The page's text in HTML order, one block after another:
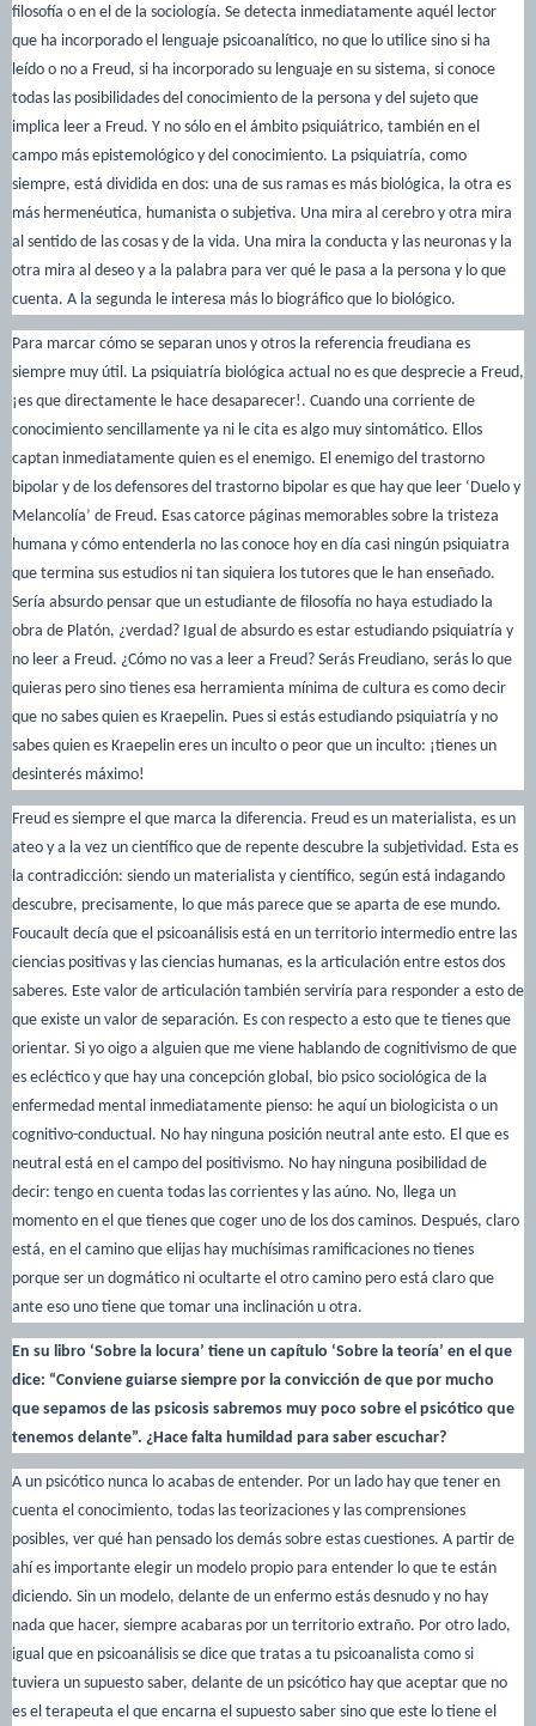
filosofía o en el de la sociología. Se detecta inmediatamente aquél lector
que ha incorporado el lenguaje psicoanalítico, no que lo utilice sino si ha
leído o no a Freud, si ha incorporado su lenguaje en su sistema, si conoce
todas las posibilidades del conocimiento de la persona y del sujeto que
implica leer a Freud. Y no sólo en el ámbito psiquiátrico, también en el
campo más epistemológico y del conocimiento. La psiquiatría, como
siempre, está dividida en dos: una de sus ramas es más biológica, la otra es
más hermenéutica, humanista o subjetiva. Una mira al cerebro y otra mira
al sentido de las cosas y de la vida. Una mira la conducta y las neuronas y la
otra mira al deseo y a la palabra para ver qué le pasa a la persona y lo que
cuenta. A la segunda le interesa más lo biográfico que lo biológico.
Para marcar cómo se separan unos y otros la referencia freudiana es
siempre muy útil. La psiquiatría biológica actual no es que desprecie a Freud,
¡es que directamente le hace desaparecer!. Cuando una corriente de
conocimiento sencillamente ya ni le cita es algo muy sintomático. Ellos
captan inmediatamente quien es el enemigo. El enemigo del trastorno
bipolar y de los defensores del trastorno bipolar es que hay que leer ‘Duelo y
Melancolía’ de Freud. Esas catorce páginas memorables sobre la tristeza
humana y cómo entenderla no las conoce hoy en día casi ningún psiquiatra
que termina sus estudios ni tan siquiera los tutores que le han enseñado.
Sería absurdo pensar que un estudiante de filosofía no haya estudiado la
obra de Platón, ¿verdad? Igual de absurdo es estar estudiando psiquiatría y
no leer a Freud. ¿Cómo no vas a leer a Freud? Serás Freudiano, serás lo que
quieras pero sino tienes esa herramienta mínima de cultura es como decir
que no sabes quien es Kraepelin. Pues si estás estudiando psiquiatría y no
sabes quien es Kraepelin eres un inculto o peor que un inculto: ¡tienes un
desinterés máximo!
Freud es siempre el que marca la diferencia. Freud es un materialista, es un
ateo y a la vez un científico que de repente descubre la subjetividad. Esta es
la contradicción: siendo un materialista y científico, según está indagando
descubre, precisamente, lo que más parece que se aparta de ese mundo.
Foucault decía que el psicoanálisis está en un territorio intermedio entre las
ciencias positivas y las ciencias humanas, es la articulación entre estos dos
saberes. Este valor de articulación también serviría para responder a esto de
que existe un valor de separación. Es con respecto a esto que te tienes que
orientar. Si yo oigo a alguien que me viene hablando de cognitivismo de que
es ecléctico y que hay una concepción global, bio psico sociológica de la
enfermedad mental inmediatamente pienso: he aquí un biologicista o un
cognitivo-conductual. No hay ninguna posición neutral ante esto. El que es
neutral está en el campo del positivismo. No hay ninguna posibilidad de
decir: tengo en cuenta todas las corrientes y las aúno. No, llega un
momento en el que tienes que coger uno de los dos caminos. Después, claro
está, en el camino que elijas hay muchísimas ramificaciones no tienes
porque ser un dogmático ni ocultarte el otro camino pero está claro que
ante eso uno tiene que tomar una inclinación u otra.
En su libro ‘Sobre la locura’ tiene un capítulo ‘Sobre la teoría’ en el que
dice: “Conviene guiarse siempre por la convicción de que por mucho
que sepamos de las psicosis sabremos muy poco sobre el psicótico que
tenemos delante”. ¿Hace falta humildad para saber escuchar?
A un psicótico nunca lo acabas de entender. Por un lado hay que tener en
cuenta el conocimiento, todas las teorizaciones y las comprensiones
posibles, ver qué han pensado los demás sobre estas cuestiones. A partir de
ahí es importante elegir un modelo propio para entender lo que te están
diciendo. Sin un modelo, delante de un enfermo estás desnudo y no hay
nada que hacer, siempre acabaras por un territorio extraño. Por otro lado,
igual que en psicoanálisis se dice que tratas a tu psicoanalista como si
tuviera un supuesto saber, delante de un psicótico hay que aceptar que no
es el terapeuta el que encarna el supuesto saber sino que este lo tiene el